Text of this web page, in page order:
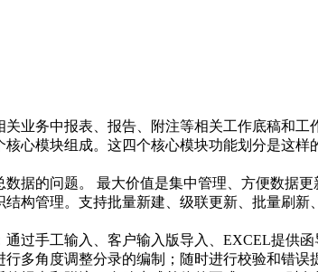
业务中报表、报告、附注等相关工作底稿和工
心模块组成。这四个核心模块功能划分是这样
据的问题。 最大价值是集中管理、方便数据更
构管理。支持批量新建、级联更新、批量刷新
过手工输入、客户输入版导入、EXCEL提供
多角度调整分录的编制；随时进行校验和错